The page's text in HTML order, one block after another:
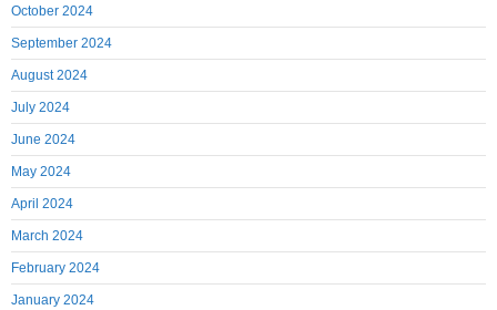
October 2024
September 2024
August 2024
July 2024
June 2024
May 2024
April 2024
March 2024
February 2024
January 2024